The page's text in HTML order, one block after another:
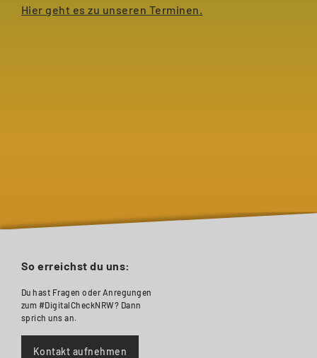
Hier geht es zu unseren Terminen.
So erreichst du uns:
Du hast Fragen oder Anregungen
zum #DigitalCheckNRW? Dann
sprich uns an.
Kontakt aufnehmen